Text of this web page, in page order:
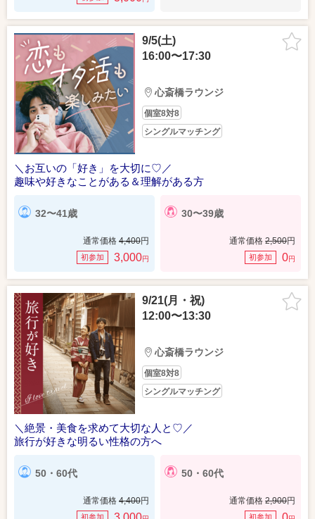
9/5(土)
16:00〜17:30
心斎橋ラウンジ
個室8対8
シングルマッチング
＼お互いの「好き」を大切に♡／
趣味や好きなことがある＆理解がある方
32〜41歳
通常価格 4,400円
初参加 3,000円
30〜39歳
通常価格 2,500円
初参加 0円
9/21(月・祝)
12:00〜13:30
心斎橋ラウンジ
個室8対8
シングルマッチング
＼絶景・美食を求めて大切な人と♡／
旅行が好きな明るい性格の方へ
50・60代
通常価格 4,400円
初参加
50・60代
通常価格 2,900円
初参加